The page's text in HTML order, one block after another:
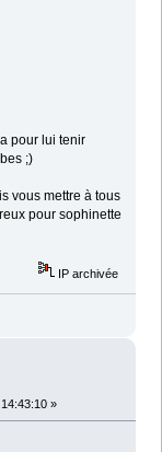
pour lui tenir
;)
vous mettre à tous
pour sophinette
IP archivée
»